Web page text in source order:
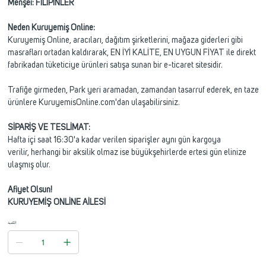
Menşei: FİLİPİNLER
Neden Kuruyemiş Online:
Kuruyemiş Online, aracıları, dağıtım şirketlerini, mağaza giderleri gibi
masrafları ortadan kaldırarak, EN İYİ KALİTE, EN UYGUN FİYAT ile direkt
fabrikadan tüketiciye ürünleri satışa sunan bir e-ticaret sitesidir.
Trafiğe girmeden, Park yeri aramadan, zamandan tasarruf ederek, en taze
ürünlere KuruyemisOnline.com'dan ulaşabilirsiniz.
SİPARİŞ VE TESLİMAT:
Hafta içi saat 16:30'a kadar verilen siparişler aynı gün kargoya
verilir, herhangi bir aksilik olmaz ise büyükşehirlerde ertesi gün elinize
ulaşmış olur.
Afiyet Olsun!
KURUYEMİŞ ONLİNE AİLESİ
الكمية